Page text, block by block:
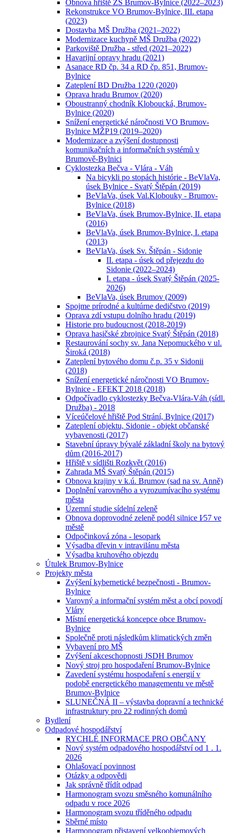
Obnova hřiště ZŠ Brumov-Bylnice (2022–2023)
Rekonstrukce VO Brumov-Bylnice, III. etapa
(2023)
Dostavba MŠ Družba (2021–2022)
Modernizace kuchyně MŠ Družba (2022)
Parkoviště Družba - střed (2021–2022)
Havarijní opravy hradu (2021)
Asanace RD čp. 34 a RD čp. 851, Brumov-
Bylnice
Zateplení BD Družba 1220 (2020)
Oprava hradu Brumov (2020)
Oboustranný chodník Kloboucká, Brumov-
Bylnice (2020)
Snížení energetické náročnosti VO Brumov-
Bylnice MŽP19 (2019–2020)
Modernizace a zvýšení dostupnosti
komunikačních a informačních systémů v
Brumově-Bylnici
Cyklostezka Bečva - Vlára - Váh
Na bicykli po stopách histórie - BeVlaVa,
úsek Bylnice - Svatý Štěpán (2019)
BeVlaVa, úsek Val.Klobouky - Brumov-
Bylnice (2018)
BeVlaVa, úsek Brumov-Bylnice, II. etapa
(2016)
BeVlaVa, úsek Brumov-Bylnice, I. etapa
(2013)
BeVlaVa, úsek Sv. Štěpán - Sidonie
II. etapa - úsek od přejezdu do
Sidonie (2022–2024)
I. etapa - úsek Svatý Štěpán (2025-
2026)
BeVlaVa, úsek Brumov (2009)
Spojme prírodné a kultúrne dedičstvo (2019)
Oprava zdí vstupu dolního hradu (2019)
Historie pro budoucnost (2018-2019)
Oprava hasičské zbrojnice Svatý Štěpán (2018)
Restaurování sochy sv. Jana Nepomuckého v ul.
Široká (2018)
Zateplení bytového domu č.p. 35 v Sidonii
(2018)
Snížení energetické náročnosti VO Brumov-
Bylnice - EFEKT 2018 (2018)
Odpočívadlo cyklostezky Bečva-Vlára-Váh (sídl.
Družba) - 2018
Víceúčelové hřiště Pod Strání, Bylnice (2017)
Zateplení objektu, Sidonie - objekt občanské
vybavenosti (2017)
Stavební úpravy bývalé základní školy na bytový
dům (2016-2017)
Hřiště v sídlišti Rozkvět (2016)
Zahrada MŠ Svatý Štěpán (2015)
Obnova krajiny v k.ú. Brumov (sad na sv. Anně)
Doplnění varovného a vyrozumívacího systému
města
Územní studie sídelní zeleně
Obnova doprovodné zeleně podél silnice I⁄57 ve
městě
Odpočinková zóna - lesopark
Výsadba dřevin v intravilánu města
Výsadba kruhového objezdu
Útulek Brumov-Bylnice
Projekty města
Zvýšení kybernetické bezpečnosti - Brumov-
Bylnice
Varovný a informační systém měst a obcí povodí
Vláry
Místní energetická koncepce obce Brumov-
Bylnice
Společně proti následkům klimatických změn
Vybavení pro MŠ
Zvýšení akceschopnosti JSDH Brumov
Nový stroj pro hospodaření Brumov-Bylnice
Zavedení systému hospodaření s energií v
podobě energetického managementu ve městě
Brumov-Bylnice
SLUNEČNÁ II – výstavba dopravní a technické
infrastruktury pro 22 rodinných domů
Bydlení
Odpadové hospodářství
RYCHLÉ INFORMACE PRO OBČANY
Nový systém odpadového hospodářství od 1 . 1.
2026
Ohlašovací povinnost
Otázky a odpovědi
Jak správně třídít odpad
Harmonogram svozu směsného komunálního
odpadu v roce 2026
Harmonogram svozu tříděného odpadu
Sběrné místo
Harmonogram přistavení velkoobjemových